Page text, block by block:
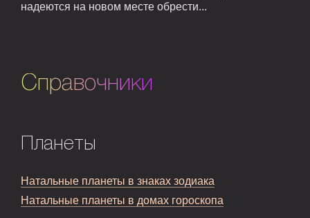
надеются на новом месте обрести...
Справочники
Планеты
Натальные планеты в знаках зодиака
Натальные планеты в домах гороскопа